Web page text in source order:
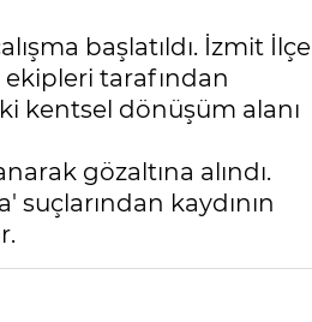
başlatıldı. İzmit İlçe
tarafından
kentsel dönüşüm alanı
gözaltına alındı.
kaydının